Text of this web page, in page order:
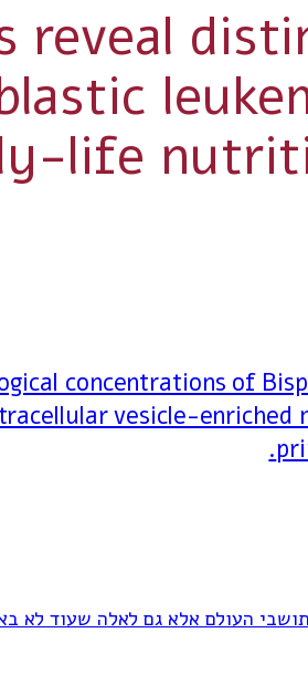
reveal
life
concentrations of
vesicle-enriched
העולם אלא גם לאלה שעוד לא